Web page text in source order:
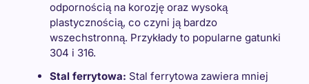
odpornością na korozję oraz wysoką
plastycznością, co czyni ją bardzo
wszechstronną. Przykłady to popularne gatunki
304 i 316.
Stal ferrytowa: Stal ferrytowa zawiera mniej